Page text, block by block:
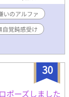
ァ側のお話もあ
合わせてお楽し
は全てネタバレ
アルファ側）を
ようになってお
ルにつけます、
りたくない方は
同期の「派遣Ω
事～」著者grotta
いのアルファ
自覚鈍感受け
30
ポーズしました